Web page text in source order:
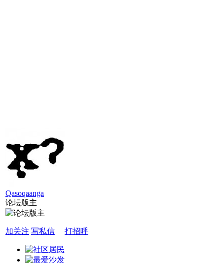
Qasoqaanga
论坛版主
加关注 写私信 打招呼